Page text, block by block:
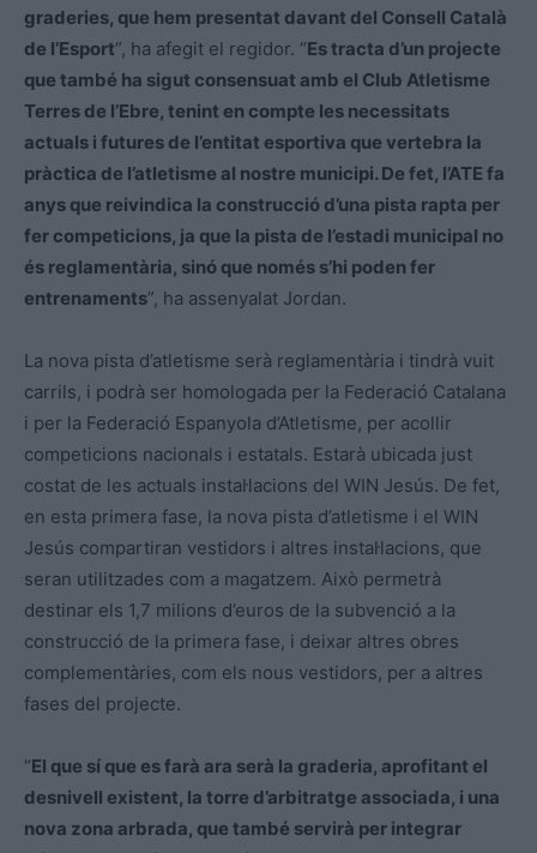
graderies, que hem presentat davant del Consell Català
de l’Esport”, ha afegit el regidor. “Es tracta d’un projecte
que també ha sigut consensuat amb el Club Atletisme
Terres de l’Ebre, tenint en compte les necessitats
actuals i futures de l’entitat esportiva que vertebra la
pràctica de l’atletisme al nostre municipi. De fet, l’ATE fa
anys que reivindica la construcció d’una pista rapta per
fer competicions, ja que la pista de l’estadi municipal no
és reglamentària, sinó que només s’hi poden fer
entrenaments”, ha assenyalat Jordan.
La nova pista d’atletisme serà reglamentària i tindrà vuit
carrils, i podrà ser homologada per la Federació Catalana
i per la Federació Espanyola d’Atletisme, per acollir
competicions nacionals i estatals. Estarà ubicada just
costat de les actuals instal·lacions del WIN Jesús. De fet,
en esta primera fase, la nova pista d’atletisme i el WIN
Jesús compartiran vestidors i altres instal·lacions, que
seran utilitzades com a magatzem. Això permetrà
destinar els 1,7 milions d’euros de la subvenció a la
construcció de la primera fase, i deixar altres obres
complementàries, com els nous vestidors, per a altres
fases del projecte.
“El que sí que es farà ara serà la graderia, aprofitant el
desnivell existent, la torre d’arbitratge associada, i una
nova zona arbrada, que també servirà per integrar